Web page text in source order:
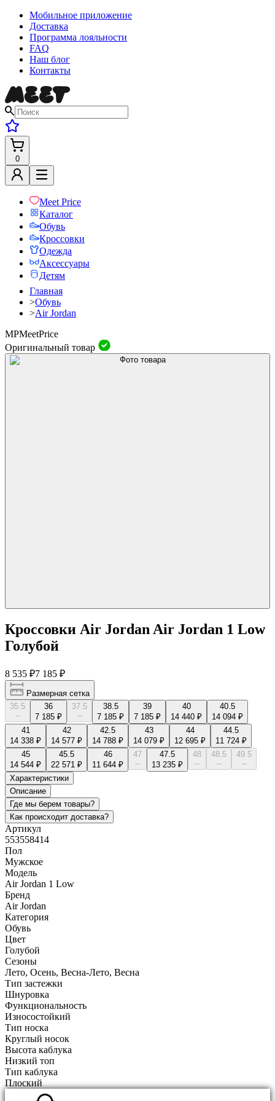
Мобильное приложение
Доставка
Программа лояльности
FAQ
Наш блог
Контакты
0
Meet Price
Каталог
Обувь
Кроссовки
Одежда
Аксессуары
Детям
Главная
>Обувь
>Air Jordan
MPMeetPrice
Оригинальный товар
Кроссовки Air Jordan Air Jordan 1 Low
Голубой
8 535 ₽7 185 ₽
Размерная сетка
35.5
--
36
7 185 ₽
37.5
--
38.5
7 185 ₽
39
7 185 ₽
40
14 440 ₽
40.5
14 094 ₽
41
14 338 ₽
42
14 577 ₽
42.5
14 788 ₽
43
14 079 ₽
44
12 695 ₽
44.5
11 724 ₽
45
14 544 ₽
45.5
22 571 ₽
46
11 644 ₽
47
--
47.5
13 235 ₽
48
--
48.5
--
49.5
--
Характеристики
Описание
Где мы берем товары?
Как происходит доставка?
Артикул
553558414
Пол
Мужское
Модель
Air Jordan 1 Low
Бренд
Air Jordan
Категория
Обувь
Цвет
Голубой
Сезоны
Лето, Осень, Весна-Лето, Весна
Тип застежки
Шнуровка
Функциональность
Износостойкий
Тип носка
Круглый носок
Высота каблука
Низкий топ
Тип каблука
Плоский